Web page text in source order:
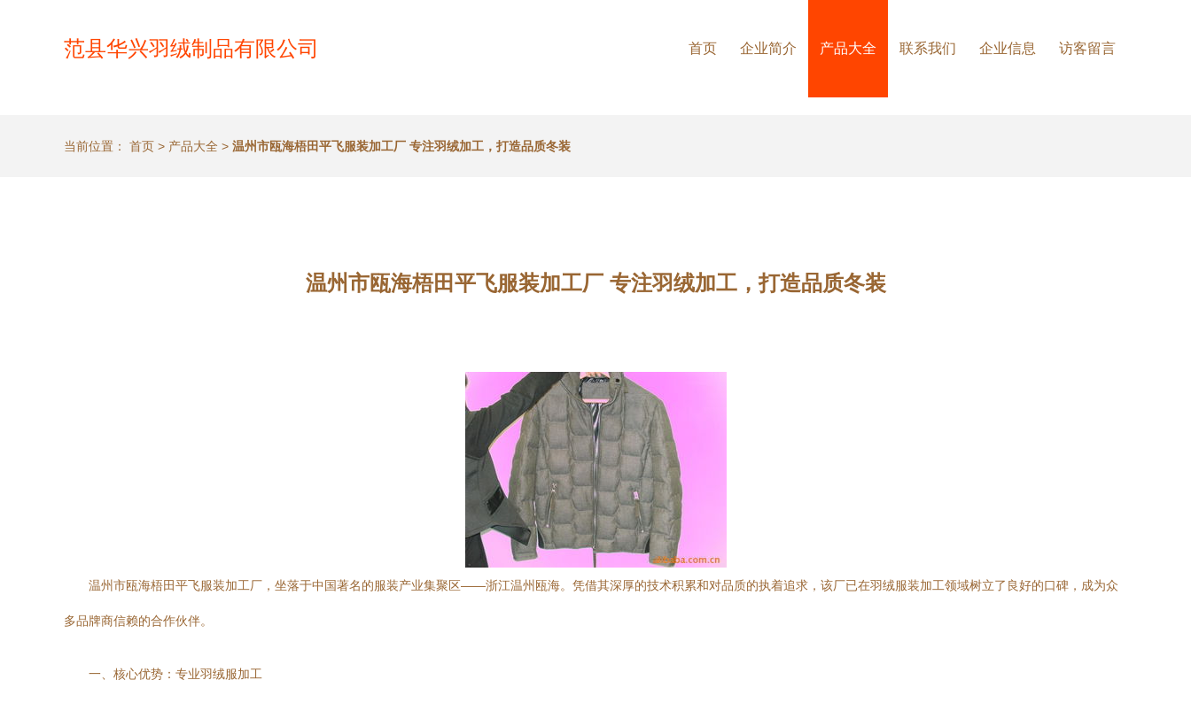
范县华兴羽绒制品有限公司 首页 企业简介 产品大全 联系我们 企业信息 访客留言
当前位置： 首页 > 产品大全 > 温州市瓯海梧田平飞服装加工厂 专注羽绒加工，打造品质冬装
温州市瓯海梧田平飞服装加工厂 专注羽绒加工，打造品质冬装
温州市瓯海梧田平飞服装加工厂，坐落于中国著名的服装产业集聚区——浙江温州瓯海。凭借其深厚的技术积累和对品质的执着追求，该厂已在羽绒服装加工领域树立了良好的口碑，成为众
多品牌商信赖的合作伙伴。
一、核心优势：专业羽绒服加工